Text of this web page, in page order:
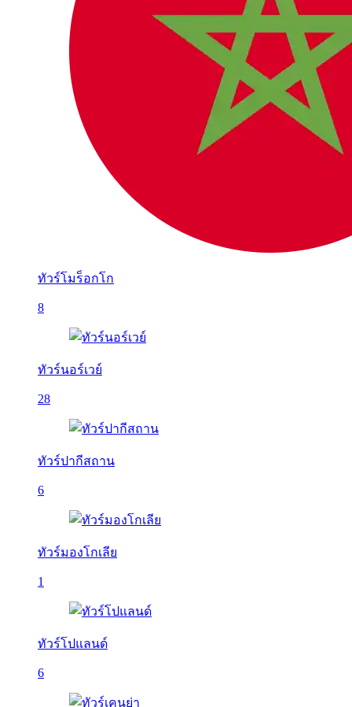
ทัวร์โมร็อกโก
8
ทัวร์นอร์เวย์
28
ทัวร์ปากีสถาน
6
ทัวร์มองโกเลีย
1
ทัวร์โปแลนด์
6